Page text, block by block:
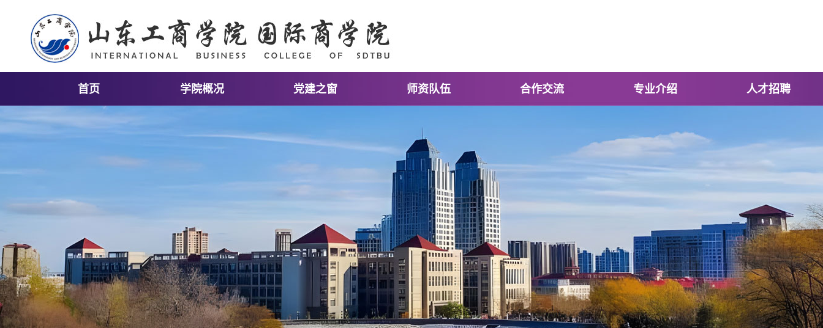
首页 学院概况 党建之窗 师资队伍 合作交流 专业介绍 人才招聘